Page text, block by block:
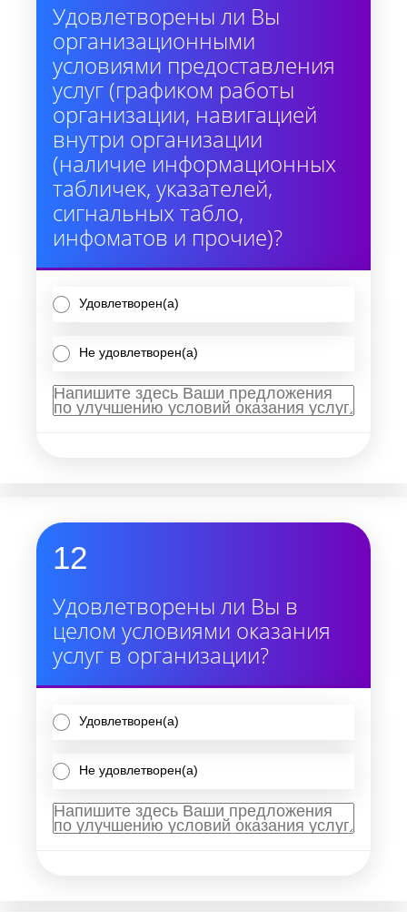
Удовлетворены ли Вы
организационными
условиями предоставления
услуг (графиком работы
организации, навигацией
внутри организации
(наличие информационных
табличек, указателей,
сигнальных табло,
инфоматов и прочие)?
Удовлетворен(а)
Не удовлетворен(а)
12
Удовлетворены ли Вы в
целом условиями оказания
услуг в организации?
Удовлетворен(а)
Не удовлетворен(а)